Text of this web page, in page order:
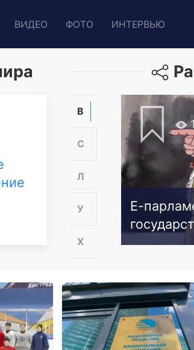
ВИДЕО ФОТО ИНТЕРВЬЮ
В
С
Л
У
Х
Е-